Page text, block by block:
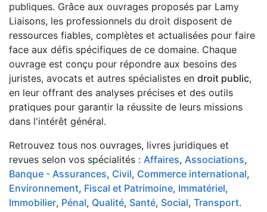
publiques. Grâce aux ouvrages proposés par Lamy
Liaisons, les professionnels du droit disposent de
ressources fiables, complètes et actualisées pour faire
face aux défis spécifiques de ce domaine. Chaque
ouvrage est conçu pour répondre aux besoins des
juristes, avocats et autres spécialistes en droit public,
en leur offrant des analyses précises et des outils
pratiques pour garantir la réussite de leurs missions
dans l'intérêt général.
Retrouvez tous nos ouvrages, livres juridiques et
revues selon vos spécialités : Affaires, Associations,
Banque - Assurances, Civil, Commerce international,
Environnement, Fiscal et Patrimoine, Immatériel,
Immobilier, Pénal, Qualité, Santé, Social, Transport.